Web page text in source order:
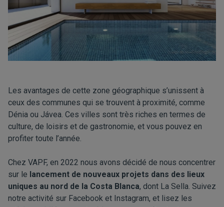
Les avantages de cette zone géographique s’unissent à
ceux des communes qui se trouvent à proximité, comme
Dénia ou Jávea. Ces villes sont très riches en termes de
culture, de loisirs et de gastronomie, et vous pouvez en
profiter toute l’année.
Chez VAPF, en 2022 nous avons décidé de nous concentrer
sur le lancement de nouveaux projets dans des lieux
uniques au nord de la Costa Blanca, dont La Sella. Suivez
notre activité sur Facebook et Instagram, et lisez les